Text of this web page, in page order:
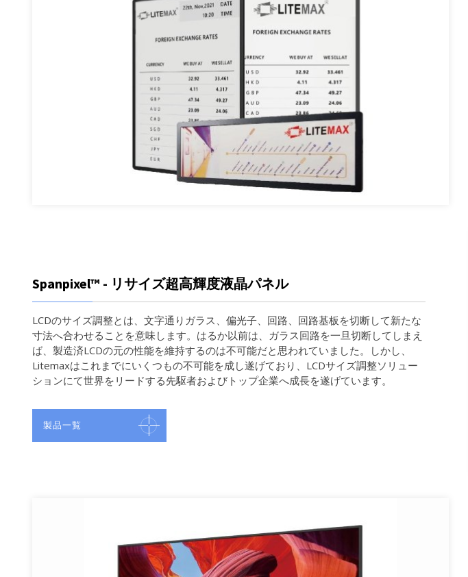
Spanpixel™ - リサイズ超高輝度液晶パネル
LCDのサイズ調整とは、文字通りガラス、偏光子、回路、回路基板を切断して新たな
寸法へ合わせることを意味します。はるか以前は、ガラス回路を一旦切断してしまえ
ば、製造済LCDの元の性能を維持するのは不可能だと思われていました。しかし、
Litemaxはこれまでにいくつもの不可能を成し遂げており、LCDサイズ調整ソリュー
ションにて世界をリードする先駆者およびトップ企業へ成長を遂げています。
製品一覧